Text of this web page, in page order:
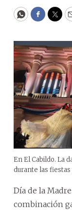
WhatsApp
En El Cabildo. La
durante las
Día de la
combinación